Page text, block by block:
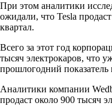
При этом аналитики
ожидали, что Tesla
квартал.
Всего за этот год
тысяч электрокаров, что
прошлогодний
Аналитики компании
продаст около 900 тысяч